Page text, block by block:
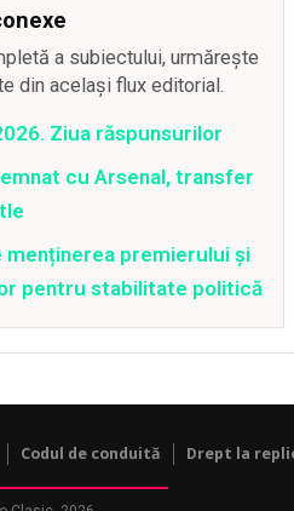
a subiectului, urmărește
din același flux editorial.
Ziua răspunsurilor
cu Arsenal, transfer
menținerea premierului și
pentru stabilitate politică
Codul de conduită Drept la